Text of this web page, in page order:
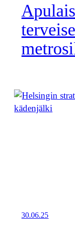
30.06.25